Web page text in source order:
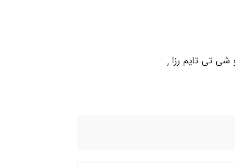
تی تایم رزا ,